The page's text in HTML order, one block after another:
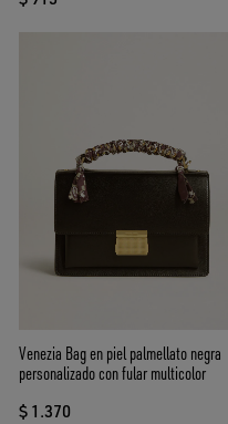
Venezia Bag en piel palmellato negra
personalizado con fular multicolor
$ 1.370